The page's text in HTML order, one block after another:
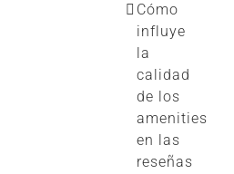
Cómo
influye
la
calidad
de los
amenities
en las
reseñas